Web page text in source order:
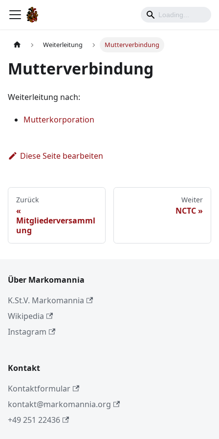
Weiterleitung Mutterverbindung
Mutterverbindung
Weiterleitung nach:
Mutterkorporation
Diese Seite bearbeiten
Zurück
Mitgliederversamml
ung
Weiter
NCTC
Über Markomannia
K.St.V. Markomannia
Wikipedia
Instagram
Kontakt
Kontaktformular
kontakt@markomannia.org
+49 251 22436